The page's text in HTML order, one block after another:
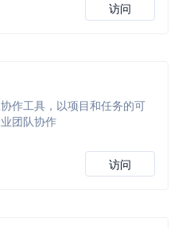
访问
作工具，以项目和任务的可
团队协作
访问